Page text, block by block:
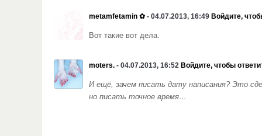
metamfetamin ✿ - 04.07.2013, 16:49 Войдите,
Вот такие вот дела.
moters. - 04.07.2013, 16:52 Войдите, чтобы
И ещё, зачем писать дату написания? Это
но писать точное время…